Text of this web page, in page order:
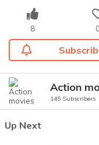
8 0
Action
145 Subscribers
Up Next